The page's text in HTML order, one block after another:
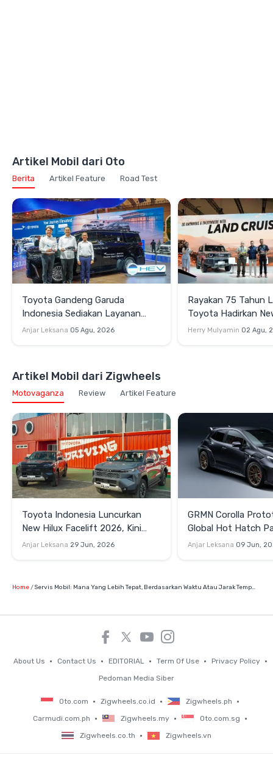
Artikel Mobil dari Oto
Berita Artikel Feature Road Test
Toyota Gandeng Garuda
Indonesia Sediakan Layanan
Penjemputan Alphard Hybrid EV
Anjar Leksana 05 Agu, 2026
Rayakan 75 Tahun
Toyota Hadirkan
Cruiser 300 HEV
Herry Mulyamin 02 Agu,
Artikel Mobil dari Zigwheels
Motovaganza Review Artikel Feature
Toyota Indonesia Luncurkan
New Hilux Facelift 2026, Kini
Punya Versi EV
Anjar Leksana 29 Jun, 2026
GRMN Corolla
Global Hot Hatch
Garapan Gazoo
Anjar Leksana 09 Jun,
Home Servis Mobil: Mana Yang Lebih Tepat, Berdasarkan Waktu Atau Jarak Tempuh?
About Us Contact Us EDITORIAL Term Of Use
Privacy Policy
Pedoman Media Siber
Oto.com Zigwheels.co.id
Zigwheels.ph
Carmudi.com.ph
Zigwheels.my
Oto.com.sg
Zigwheels.co.th
Zigwheels.vn